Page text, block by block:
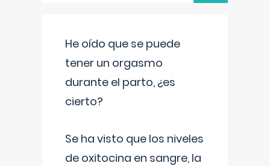
He oído que se puede
tener un orgasmo
durante el parto, ¿es
cierto?
Se ha visto que los niveles
de oxitocina en sangre, la